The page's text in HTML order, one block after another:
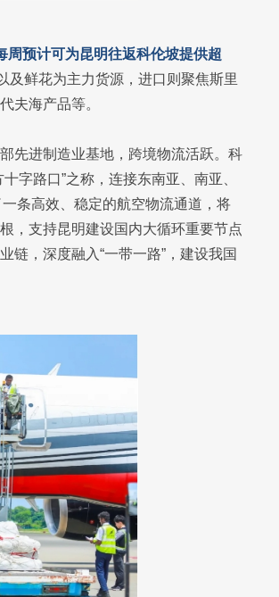
周预计可为昆明往返科伦坡提供超
及鲜花为主力货源，进口则聚焦斯里
夫海产品等。
先进制造业基地，跨境物流活跃。科
字路口”之称，连接东南亚、南亚、
条高效、稳定的航空物流通道，将
，支持昆明建设国内大循环重要节点
链，深度融入“一带一路”，建设我国